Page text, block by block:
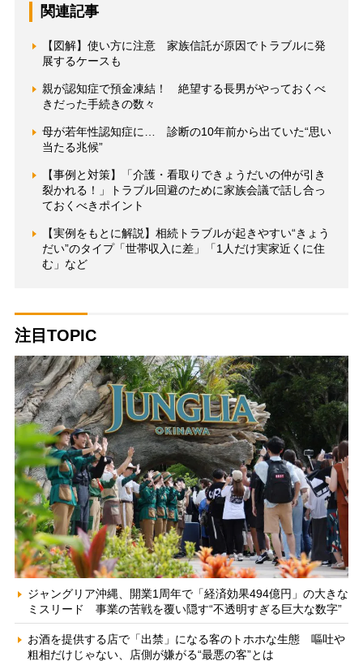
関連記事
【図解】使い方に注意 家族信託が原因でトラブルに発
展するケースも
親が認知症で預金凍結！ 絶望する長男がやっておくべ
きだった手続きの数々
母が若年性認知症に… 診断の10年前から出ていた“思い
当たる兆候”
【事例と対策】「介護・看取りできょうだいの仲が引き
裂かれる！」トラブル回避のために家族会議で話し合っ
ておくべきポイント
【実例をもとに解説】相続トラブルが起きやすい“きょう
だい”のタイプ「世帯収入に差」「1人だけ実家近くに住
む」など
注目TOPIC
ジャングリア沖縄、開業1周年で「経済効果494億円」の大きな
ミスリード 事業の苦戦を覆い隠す“不透明すぎる巨大な数字”
お酒を提供する店で「出禁」になる客のトホホな生態 嘔吐や
粗相だけじゃない、店側が嫌がる“最悪の客”とは